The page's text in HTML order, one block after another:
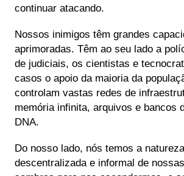
continuar atacando.
Nossos inimigos têm grandes
aprimoradas. Têm ao seu lado a
de judiciais, os cientistas e
casos o apoio da maioria da
controlam vastas redes de
memória infinita, arquivos e bancos
DNA.
Do nosso lado, nós temos a natureza
descentralizada e informal de